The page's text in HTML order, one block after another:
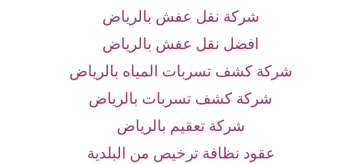
شركة نقل عفش بالرياض
افضل نقل عفش بالرياض
شركة كشف تسربات المياه بالرياض
شركة كشف تسربات بالرياض
شركة تعقيم بالرياض
عقود نظافة ترخيص من البلدية